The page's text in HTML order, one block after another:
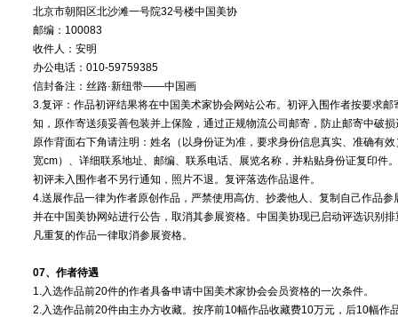
北京市朝阳区北沙滩一号院32号楼中国美协
邮编：100083
收件人：安明
办公电话：010-59759385
信封备注：丝路·新纽带——中国画
3.复评：作品初评结果将在中国美术家协会网站公布。初评入围作者按要求
知，原作寄送须妥善包装并上保险，通过正规物流公司邮寄，防止邮寄中破
原作背面右下角请注明：姓名（以身份证为准，要求身份信息真实、准确有
宽cm）、详细联系地址、邮编、联系电话、展览名称，并粘贴身份证复印
初评未入围作者不另行通知，照片不退。复评落选作品退件。
4.送展作品一律为作者原创作品，严禁使用高仿、抄袭他人、复制自己作品
并在中国美协网站进行公告，取消其参展资格。中国美协现已启动评选识别
凡重复的作品一律取消参展资格。
07、作者待遇
1.入选作品前20件的作者具备申请中国美术家协会会员资格的一次条件。
2.入选作品前20件由主办方收藏。按序前10幅作品收藏费10万元，后10幅作